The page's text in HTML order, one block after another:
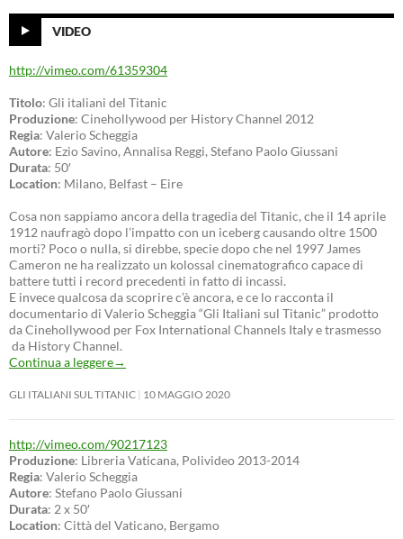
VIDEO
http://vimeo.com/61359304
Titolo: Gli italiani del Titanic
Produzione: Cinehollywood per History Channel 2012
Regia: Valerio Scheggia
Autore: Ezio Savino, Annalisa Reggi, Stefano Paolo Giussani
Durata: 50′
Location: Milano, Belfast – Eire
Cosa non sappiamo ancora della tragedia del Titanic, che il 14 aprile
1912 naufragò dopo l’impatto con un iceberg causando oltre 1500
morti? Poco o nulla, si direbbe, specie dopo che nel 1997 James
Cameron ne ha realizzato un kolossal cinematografico capace di
battere tutti i record precedenti in fatto di incassi.
E invece qualcosa da scoprire c’è ancora, e ce lo racconta il
documentario di Valerio Scheggia “Gli Italiani sul Titanic” prodotto
da Cinehollywood per Fox International Channels Italy e trasmesso
da History Channel.
Continua a leggere→
GLI ITALIANI SUL TITANIC 10 MAGGIO 2020
http://vimeo.com/90217123
Produzione: Libreria Vaticana, Polivideo 2013-2014
Regia: Valerio Scheggia
Autore: Stefano Paolo Giussani
Durata: 2 x 50′
Location: Città del Vaticano, Bergamo